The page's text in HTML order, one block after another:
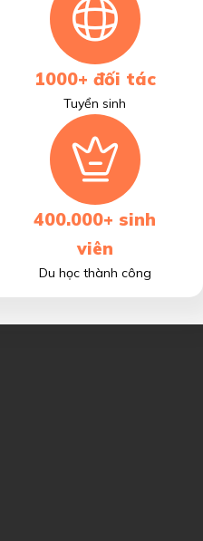
1000+ đối tác
Tuyển sinh
400.000+ sinh
viên
Du học thành công